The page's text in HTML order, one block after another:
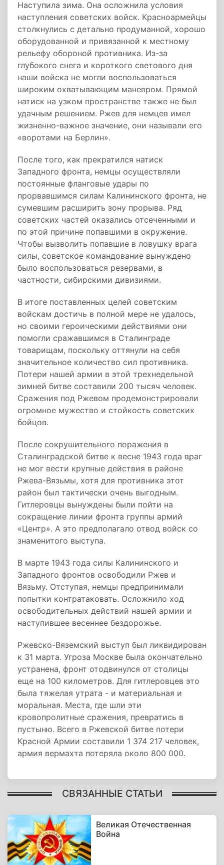
Наступила зима. Она осложнила условия
наступления советских войск. Красноармейцы
столкнулись с детально продуманной, хорошо
оборудованной и привязанной к местному
рельефу обороной противника. Из-за
глубокого снега и короткого светового дня
наши войска не могли воспользоваться
широким охватывающим маневром. Прямой
натиск на узком пространстве также не был
удачным решением. Ржев для немцев имел
жизненно-важное значение, они называли его
«воротами на Берлин».
После того, как прекратился натиск
Западного фронта, немцы осуществляли
постоянные фланговые удары по
прорвавшимся силам Калининского фронта, не
сумевшим расширить зону прорыва. Ряд
советских частей оказались отсеченными и
по этой причине попавшими в окружение.
Чтобы вызволить попавшие в ловушку врага
силы, советское командование вынуждено
было воспользоваться резервами, в
частности, сибирскими дивизиями.
В итоге поставленных целей советским
войскам достичь в полной мере не удалось,
но своими героическими действиями они
помогли сражавшимся в Сталинграде
товарищам, поскольку оттянули на себя
значительное количество сил противника.
Потери нашей армии в этой трехнедельной
зимней битве составили 200 тысяч человек.
Сражения под Ржевом продемонстрировали
огромное мужество и стойкость советских
бойцов.
После сокрушительного поражения в
Сталинградской битве к весне 1943 года враг
не мог вести крупные действия в районе
Ржева-Вязьмы, хотя для противника этот
район был тактически очень выгодным.
Гитлеровцы вынуждены были пойти на
сокращение линии фронта группы армий
«Центр». А это предполагало отвод войск со
знаменитого выступа.
В марте 1943 года силы Калининского и
Западного фронтов освободили Ржев и
Вязьму. Отступая, немцы предпринимали
попытки контратаковать. Осложнило ход
освободительных действий нашей армии и
наступившее весеннее бездорожье.
Ржевско-Вяземский выступ был ликвидирован
к 31 марта. Угроза Москве была окончательно
устранена, фронт отодвинулся от столицы
еще на 100 километров. Для гитлеровцев это
была тяжелая утрата - и материальная и
моральная. Места, где шли эти
кровопролитные сражения, превратись в
пустыню. Всего в Ржевской битве потери
Красной Армии составили 1 374 217 человек,
армия вермахта потеряла около 800 000.
СВЯЗАННЫЕ СТАТЬИ
Великая Отечественная
Война